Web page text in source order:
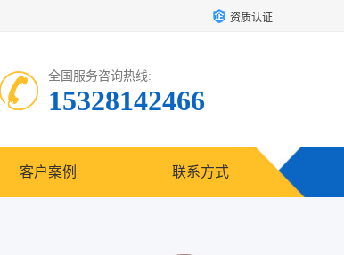
资质认证
全国服务咨询热线:
15328142466
客户案例 联系方式